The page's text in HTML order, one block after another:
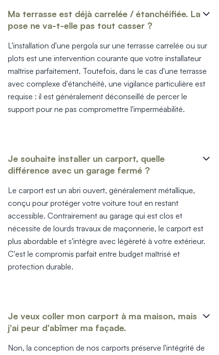
Ma terrasse est déjà carrelée / étanchéifiée. La
pose ne va-t-elle pas tout casser ?
L'installation d'une pergola sur une terrasse carrelée ou sur
plots est une intervention courante que votre installateur
maîtrise parfaitement. Toutefois, dans le cas d'une terrasse
avec complexe d'étanchéité, une vigilance particulière est
requise : il est généralement déconseillé de percer le
support pour ne pas compromettre l'imperméabilité.
Je souhaite installer un carport, quelle
différence avec un garage fermé ?
Le carport est un abri ouvert, généralement métallique,
conçu pour protéger votre voiture tout en restant
accessible. Contrairement au garage qui est clos et
nécessite de lourds travaux de maçonnerie, le carport est
plus abordable et s'intègre avec légèreté à votre extérieur.
C'est le compromis parfait entre budget maîtrisé et
protection durable.
Je veux coller mon carport à ma maison, mais
j'ai peur d'abîmer ma façade.
Non, la conception de nos carports préserve l'intégrité de